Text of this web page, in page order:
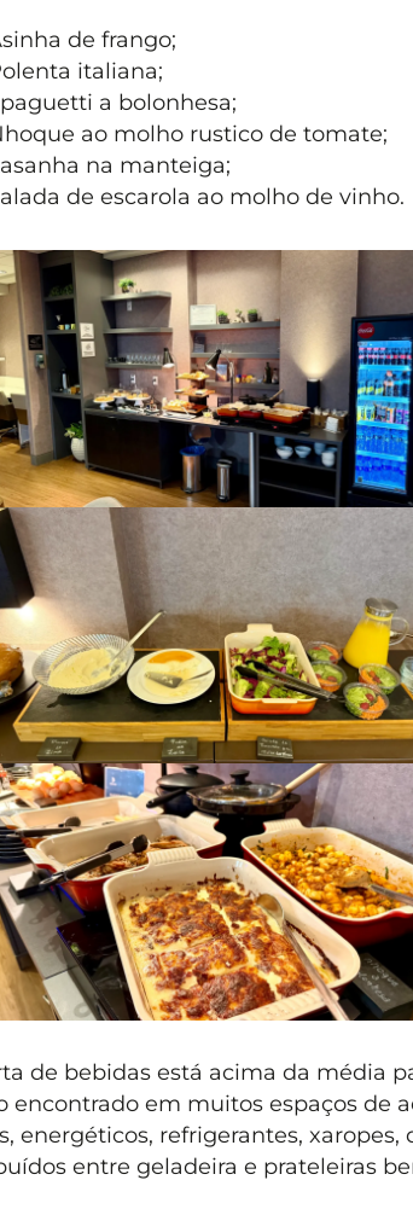
de frango;
italiana;
a bolonhesa;
ao molho rustico de tomate;
na manteiga;
de escarola ao molho de vinho.
de bebidas está acima da média
encontrado em muitos espaços de
energéticos, refrigerantes,
entre geladeira e prateleiras